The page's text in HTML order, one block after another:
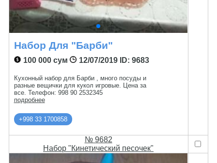
Набор Для "Барби"
100 000 сум 12/07/2019ID: 9683
Кухонный набор для Барби , много посуды и
разные вещички для кукол игровые. Цена за
все. Телефон: 998 90 2532345
подробнее
+998 33 1700858
№ 9682
Набор "Кинетический песочек"